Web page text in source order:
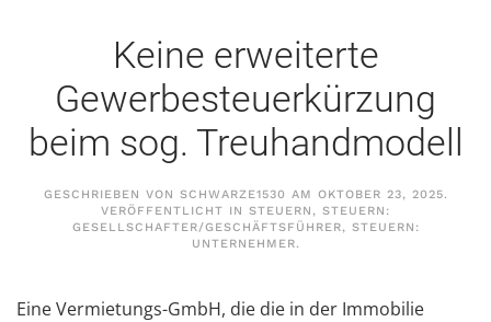
Keine erweiterte
Gewerbesteuerkürzung
beim sog. Treuhandmodell
GESCHRIEBEN VON SCHWARZE1530 AM OKTOBER 23, 2025.
VERÖFFENTLICHT IN STEUERN, STEUERN:
GESELLSCHAFTER/GESCHÄFTSFÜHRER, STEUERN:
UNTERNEHMER.
Eine Vermietungs-GmbH, die die in der Immobilie